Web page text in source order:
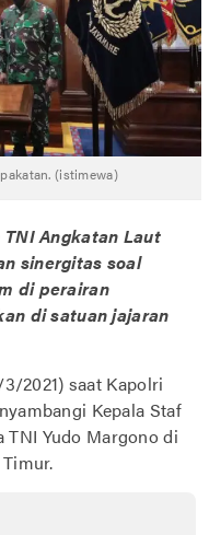
(istimewa)
Angkatan Laut
sinergitas soal
di perairan
di satuan jajaran
2021) saat Kapolri
Kepala Staf
TNI Yudo Margono di